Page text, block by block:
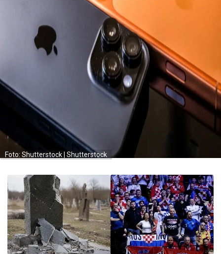
Foto: Shutterstock | Shutterstock